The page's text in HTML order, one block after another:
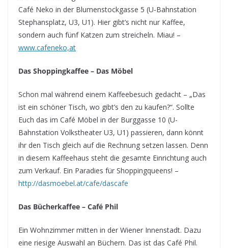
Café Neko in der Blumenstockgasse 5 (U-Bahnstation
Stephansplatz, U3, U1). Hier gibt’s nicht nur Kaffee,
sondern auch fünf Katzen zum streicheln. Miau! –
www.cafeneko,at
Das Shoppingkaffee – Das Möbel
Schon mal während einem Kaffeebesuch gedacht – „Das
ist ein schöner Tisch, wo gibt’s den zu kaufen?“. Sollte
Euch das im Café Möbel in der Burggasse 10 (U-
Bahnstation Volkstheater U3, U1) passieren, dann könnt
ihr den Tisch gleich auf die Rechnung setzen lassen. Denn
in diesem Kaffeehaus steht die gesamte Einrichtung auch
zum Verkauf. Ein Paradies für Shoppingqueens! –
http://dasmoebel.at/cafe/dascafe
Das Bücherkaffee – Café Phil
Ein Wohnzimmer mitten in der Wiener Innenstadt. Dazu
eine riesige Auswahl an Büchern. Das ist das Café Phil.